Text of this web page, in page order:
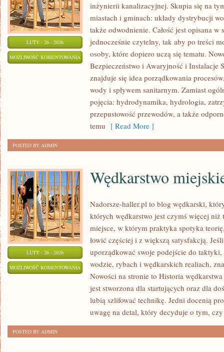
LUTY - 26 - 2026
MOŻLIWOŚĆ KOMENTOWANIA PRAWO
DOTACJE
inżynierii kanalizacyjnej. Skupia się na
miastach i gminach: układy dystrybucji
także odwodnienie. Całość jest opisana
jednocześnie czytelny, tak aby po treści
osoby, które dopiero uczą się tematu.
Bezpieczeństwo i Awaryjność i Instalacje
znajduje się idea porządkowania
wody i spływem sanitarnym. Zamiast
pojęcia: hydrodynamika, hydrologia,
przepustowość przewodów, a także
temu [ Read More ]
POSTED BY ADMIN
LUTY - 26 - 2026
MOŻLIWOŚĆ KOMENTOWANIA WĘDKARSTWO
MIEJSKIE
Wędkarstwo
Nadorsze-haller.pl to blog wędkarski,
których wędkarstwo jest czymś więcej
miejsce, w którym praktyka spotyka
łowić częściej i z większą satysfakcją.
uporządkować swoje podejście do
wodzie, rybach i wędkarskich realiach,
Nowości na stronie to Historia
jest stworzona dla startujących oraz dla
lubią szlifować technikę. Jedni docenią
uwagę na detal, który decyduje o tym,
POSTED BY ADMIN